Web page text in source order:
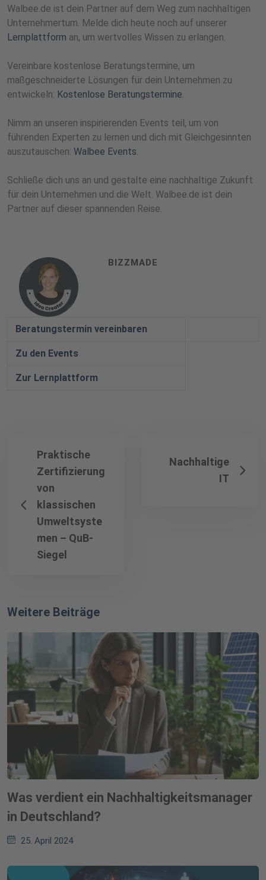
Walbee.de ist dein Partner auf dem Weg zum nachhaltigen
Unternehmertum. Melde dich heute noch auf unserer
Lernplattform an, um wertvolles Wissen zu erlangen.
Vereinbare kostenlose Beratungstermine, um
maßgeschneiderte Lösungen für dein Unternehmen zu
entwickeln: Kostenlose Beratungstermine.
Nimm an unseren inspirierenden Events teil, um von
führenden Experten zu lernen und dich mit Gleichgesinnten
auszutauschen: Walbee Events.
Schließe dich uns an und gestalte eine nachhaltige Zukunft
für dein Unternehmen und die Welt. Walbee.de ist dein
Partner auf dieser spannenden Reise.
BIZZMADE
Beratungstermin vereinbaren
Zu den Events
Zur Lernplattform
Praktische
Zertifizierung
von
klassischen
Umweltsyste
men – QuB-
Siegel
Nachhaltige
IT
Weitere Beiträge
Was verdient ein Nachhaltigkeitsmanager
in Deutschland?
25. April 2024